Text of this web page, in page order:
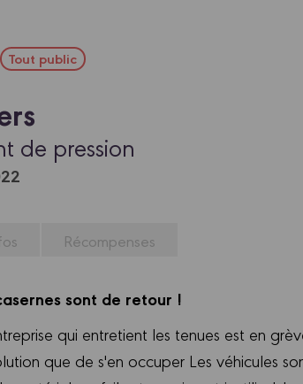
Tout public
de pression
Récompenses
sont de retour !
qui entretient les tenues est en
que de s'en occuper Les véhicules